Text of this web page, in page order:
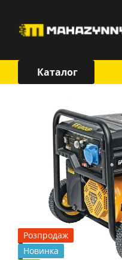
Каталог
Розпродаж
Новинка